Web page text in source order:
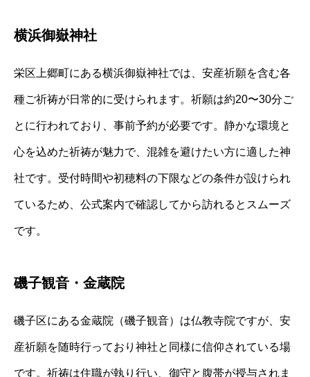
横浜御嶽神社
栄区上郷町にある横浜御嶽神社では、安産祈願を含む各
種ご祈祷が日常的に受けられます。祈願は約20〜30分ご
とに行われており、事前予約が必要です。静かな環境と
心を込めた祈祷が魅力で、混雑を避けたい方に適した神
社です。受付時間や初穂料の下限などの条件が設けられ
ているため、公式案内で確認してから訪れるとスムーズ
です。
磯子観音・金蔵院
磯子区にある金蔵院（磯子観音）は仏教寺院ですが、安
産祈願を随時行っており神社と同様に信仰されている場
です。祈祷は住職が執り行い、御守と腹帯が授与されま